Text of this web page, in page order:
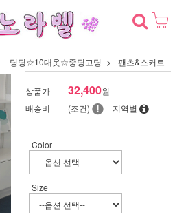
딩딩☆10대옷☆중딩고딩 팬츠&스커트
상품가 32,400원
배송비
(조건) 지역별
Color
Size